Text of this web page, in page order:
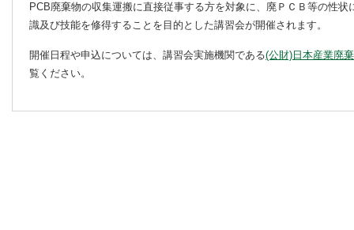
PCB廃棄物の収集運搬に直接従事する方を対象に、廃ＰＣＢ等の性
識及び技能を修得することを目的とした講習会が開催されます。
開催日程や申込については、講習会実施機関である(公財)日本産業廃
覧ください。